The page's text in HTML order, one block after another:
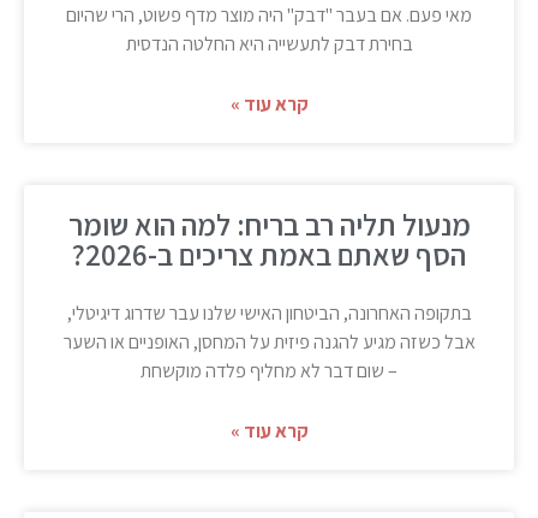
מאי פעם. אם בעבר "דבק" היה מוצר מדף פשוט, הרי שהיום
בחירת דבק לתעשייה היא החלטה הנדסית
קרא עוד »
מנעול תליה רב בריח: למה הוא שומר
הסף שאתם באמת צריכים ב-2026?
בתקופה האחרונה, הביטחון האישי שלנו עבר שדרוג דיגיטלי,
אבל כשזה מגיע להגנה פיזית על המחסן, האופניים או השער
– שום דבר לא מחליף פלדה מוקשחת
קרא עוד »